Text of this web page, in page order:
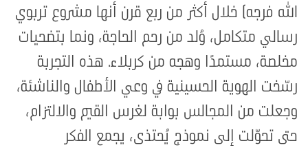
الله فرجه) خلال أكثر من ربع قرن أنها مشروع تربوي
رسالي متكامل، وُلد من رحم الحاجة، ونما بتضحيات
مخلصة، مستمدًا وهجه من كربلاء. هذه التجربة
رسّخت الهوية الحسينية في وعي الأطفال والناشئة،
وجعلت من المجالس بوابة لغرس القيم والالتزام،
حتى تحوّلت إلى نموذج يُحتذى، يجمع الفكر